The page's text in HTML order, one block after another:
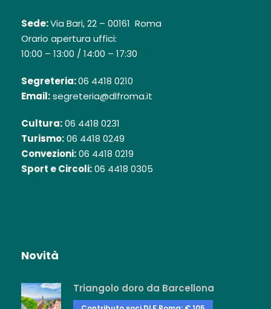
Sede:Via Bari, 22 – 00161 Roma
Orario apertura uffici:
10:00 – 13:00 / 14:00 – 17:30
Segreteria:06 4418 0210
Email:segreteria@dlfroma.it
Cultura:06 4418 0231
Turismo:06 4418 0249
Convezioni:06 4418 0219
Sport e Circoli:06 4418 0305
Novità
Triangolo doro da Barcellona